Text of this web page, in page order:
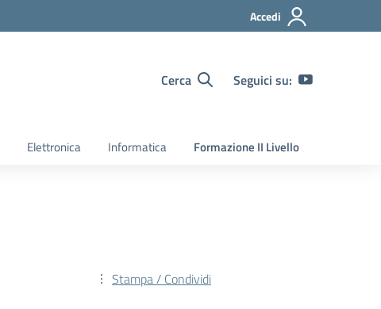
Accedi
Cerca Seguici su:
Elettronica Informatica Formazione II Livello
Stampa / Condividi